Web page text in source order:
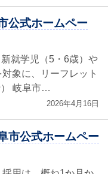
公式ホームペー
就学児（5・6歳）や
象に、リーフレット
） 岐阜市…
2026年4月16日
市公式ホームペー